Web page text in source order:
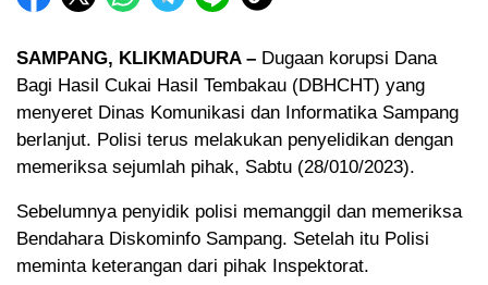
SAMPANG, KLIKMADURA – Dugaan korupsi Dana
Bagi Hasil Cukai Hasil Tembakau (DBHCHT) yang
menyeret Dinas Komunikasi dan Informatika Sampang
berlanjut. Polisi terus melakukan penyelidikan dengan
memeriksa sejumlah pihak, Sabtu (28/010/2023).
Sebelumnya penyidik polisi memanggil dan memeriksa
Bendahara Diskominfo Sampang. Setelah itu Polisi
meminta keterangan dari pihak Inspektorat.